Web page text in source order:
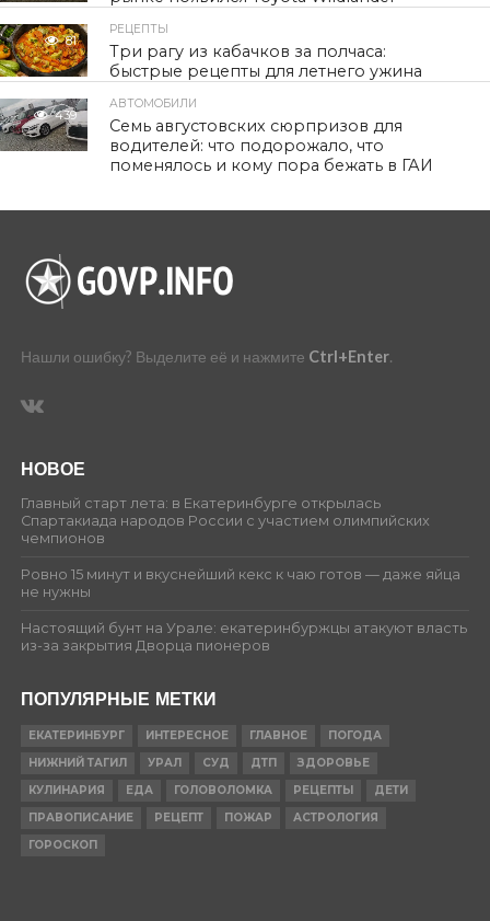
81
РЕЦЕПТЫ
Три рагу из кабачков за полчаса:
быстрые рецепты для летнего ужина
439
АВТОМОБИЛИ
Семь августовских сюрпризов для
водителей: что подорожало, что
поменялось и кому пора бежать в ГАИ
Нашли ошибку? Выделите её и нажмите Ctrl+Enter.
НОВОЕ
Главный старт лета: в Екатеринбурге открылась
Спартакиада народов России с участием олимпийских
чемпионов
Ровно 15 минут и вкуснейший кекс к чаю готов — даже яйца
не нужны
Настоящий бунт на Урале: екатеринбуржцы атакуют власть
из-за закрытия Дворца пионеров
ПОПУЛЯРНЫЕ МЕТКИ
ЕКАТЕРИНБУРГ ИНТЕРЕСНОЕ ГЛАВНОЕ
ПОГОДА
НИЖНИЙ ТАГИЛ
УРАЛ СУД ДТП
ЗДОРОВЬЕ
КУЛИНАРИЯ
ЕДА ГОЛОВОЛОМКА РЕЦЕПТЫ
ДЕТИ
ПРАВОПИСАНИЕ
РЕЦЕПТ ПОЖАР
АСТРОЛОГИЯ
ГОРОСКОП